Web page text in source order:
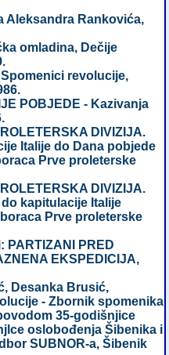
Aleksandra Rankovića,
omladina, Dečije
revolucije,
POBJEDE - Kazivanja
DIVIZIJA.
Italije do Dana pobjede
Prve proleterske
DIVIZIJA.
do kapitulacije Italije
boraca Prve proleterske
PRED
EKSPEDICIJA,
Desanka Brusić,
- Zbornik spomenika
35-godišnjice
oslobođenja Šibenika i
SUBNOR-a, Šibenik